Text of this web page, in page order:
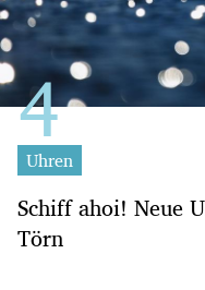
Uhren
Schiff ahoi! Neue
Törn